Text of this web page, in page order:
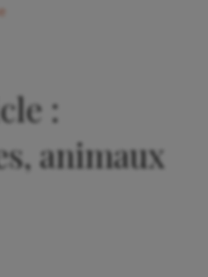
:
animaux